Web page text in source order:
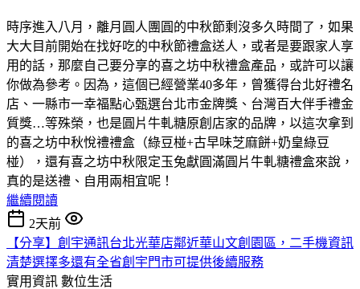
時序進入八月，離月圓人團圓的中秋節剩沒多久時間了，如果
大大目前開始在找好吃的中秋節禮盒送人，或者是要跟家人享
用的話，那麼自己要分享的喜之坊中秋禮盒產品，或許可以讓
你做為參考。因為，這個已經營業40多年，曾獲得台北好禮名
店、一縣市一幸福點心甄選台北市金牌獎、台灣百大伴手禮金
質獎…等殊榮，也是圓片牛軋糖原創店家的品牌，以這次拿到
的喜之坊中秋悅禮禮盒（綠豆椪+古早味芝麻餅+奶皇綠豆
椪），還有喜之坊中秋限定玉兔獻圓滿圓片牛軋糖禮盒來說，
真的是送禮、自用兩相宜呢！
繼續閱讀
2天前
【分享】創宇通訊台北光華店鄰近華山文創園區，二手機資訊
清楚選擇多還有全省創宇門市可提供後續服務
實用資訊 數位生活